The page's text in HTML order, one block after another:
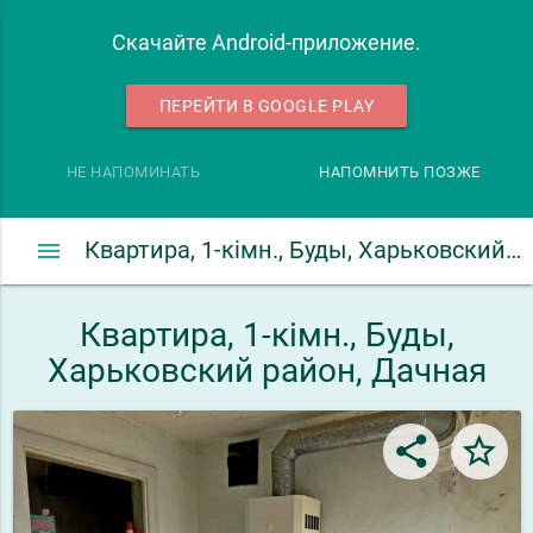
Скачайте Android-приложение.
ПЕРЕЙТИ В GOOGLE PLAY
НЕ НАПОМИНАТЬ НАПОМНИТЬ ПОЗЖЕ
Квартира, 1-кімн., Буды, Харьковский район, Дачная
menu
Квартира, 1-кімн., Буды,
Харьковский район, Дачная
share star_border